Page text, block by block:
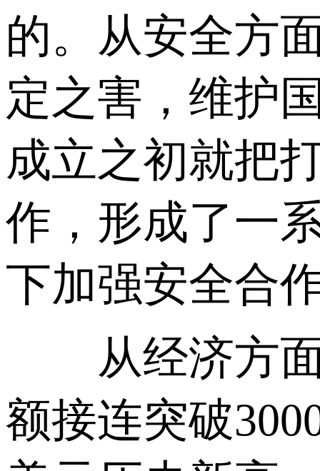
的。从安全方
定之害，维护
成立之初就把
作，形成了一
下加强安全合
从经济方面
额接连突破